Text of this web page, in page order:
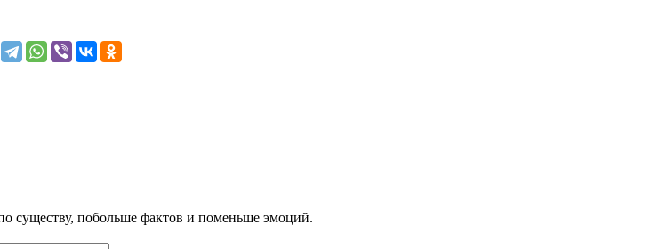
существу, побольше фактов и поменьше эмоций.